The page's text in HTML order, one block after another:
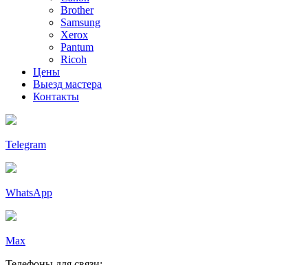
Brother
Samsung
Xerox
Pantum
Ricoh
Цены
Выезд мастера
Контакты
Telegram
WhatsApp
Max